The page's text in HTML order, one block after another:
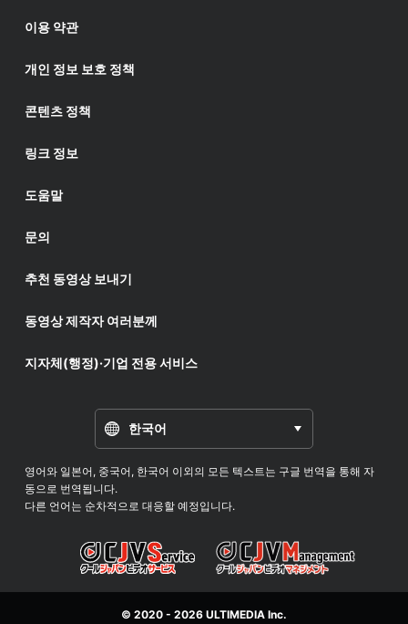
이용 약관
개인 정보 보호 정책
콘텐츠 정책
링크 정보
도움말
문의
추천 동영상 보내기
동영상 제작자 여러분께
지자체(행정)·기업 전용 서비스
한국어
영어와 일본어, 중국어, 한국어 이외의 모든 텍스트는 구글 번역을 통해 자
동으로 번역됩니다.
다른 언어는 순차적으로 대응할 예정입니다.
© 2020 - 2026 ULTIMEDIA Inc.